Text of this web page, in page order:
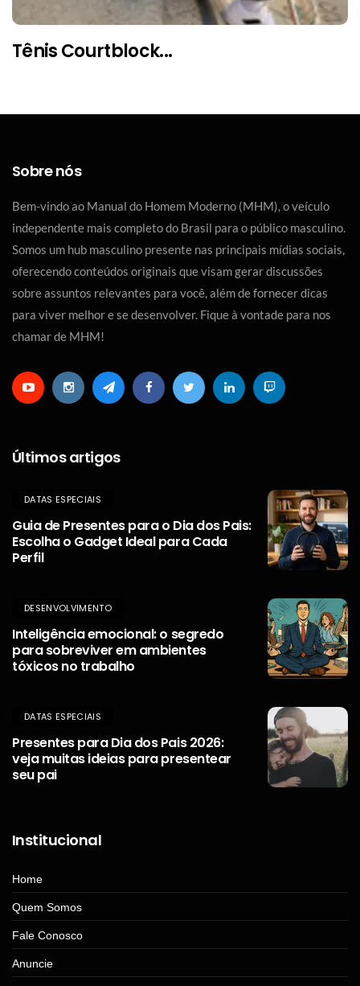
Tênis Courtblock...
Sobre nós
Bem-vindo ao Manual do Homem Moderno (MHM), o veículo
independente mais completo do Brasil para o público masculino.
Somos um hub masculino presente nas principais mídias sociais,
oferecendo conteúdos originais que visam gerar discussões
sobre assuntos relevantes para você, além de fornecer dicas
para viver melhor e se desenvolver. Fique à vontade para nos
chamar de MHM!
Últimos artigos
DATAS ESPECIAIS
Guia de Presentes para o Dia dos Pais:
Escolha o Gadget Ideal para Cada
Perfil
DESENVOLVIMENTO
Inteligência emocional: o segredo
para sobreviver em ambientes
tóxicos no trabalho
DATAS ESPECIAIS
Presentes para Dia dos Pais 2026:
veja muitas ideias para presentear
seu pai
Institucional
Home
Quem Somos
Fale Conosco
Anuncie